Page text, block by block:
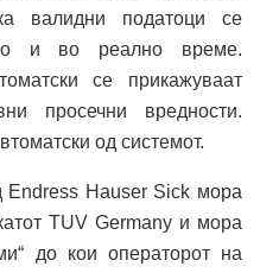
валидни податоци се
и во реално време.
се прикажуваат
просечни вредности.
од системот.
Endress Hauser Sick мора
TUV Germany и мора
до кои операторот на